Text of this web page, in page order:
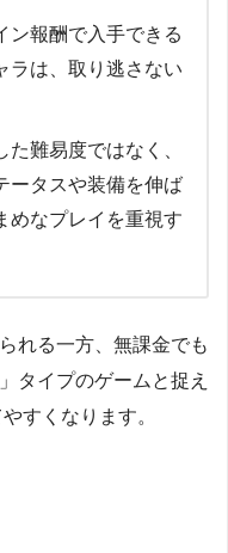
ン報酬で入手できる
ラは、取り逃さない
難易度ではなく、
ータスや装備を伸ば
めなプレイを重視す
れる一方、無課金でも
タイプのゲームと捉え
すくなります。